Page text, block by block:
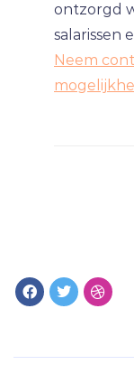
ontzorgd
salarissen
Neem